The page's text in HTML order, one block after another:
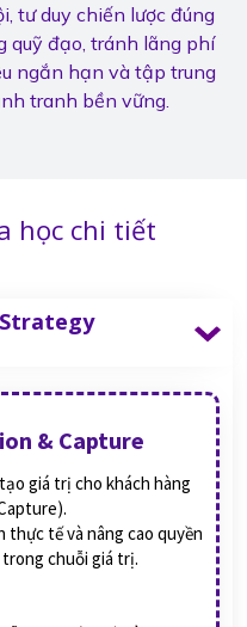
tư duy chiến lược đúng
quỹ đạo, tránh lãng phí
ngắn hạn và tập trung
tranh bền vững.
học chi tiết
& Capture
giá trị cho khách hàng
thực tế và nâng cao quyền
chuỗi giá trị.